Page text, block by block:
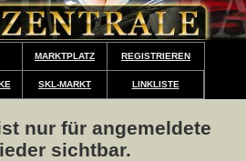
MARKTPLATZ REGISTRIEREN
SKL-MARKT LINKLISTE
nur für angemeldete
sichtbar.